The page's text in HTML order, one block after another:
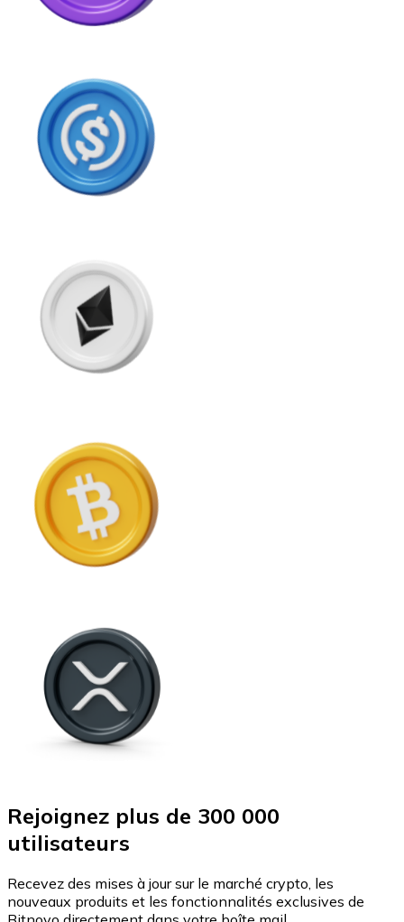
Rejoignez plus de 300 000
utilisateurs
Recevez des mises à jour sur le marché crypto, les
nouveaux produits et les fonctionnalités exclusives de